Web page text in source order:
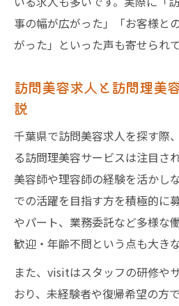
事の幅が広がった」「お客様と
がった」といった声も寄せられて
訪問美容求人と訪問理
説
千葉県で訪問美容求人を探す際
る訪問理美容サービスは注目さ
美容師や理容師の経験を活かし
での活躍を目指す方を積極的に
やパート、業務委託など多様な
歓迎・年齢不問という点も大きな
また、visitはスタッフの研修や
おり、未経験者や復帰希望の方